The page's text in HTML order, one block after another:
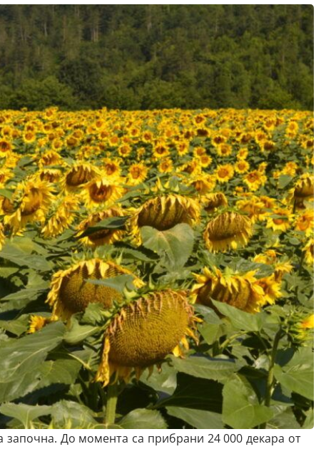
До момента са прибрани 24 000 декара от